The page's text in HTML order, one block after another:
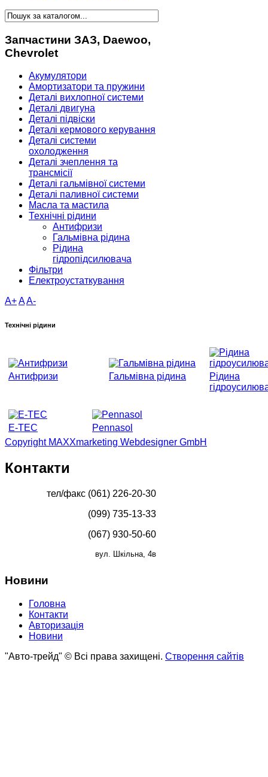
Запчастини ЗАЗ, Daewoo,
Chevrolet
Акумулятори
Амортизатори та пружини
Деталі вихлопної системи
Деталі двигуна
Деталі підвіски
Деталі кермового керування
Деталі системи
охолодження
Деталі зчеплення та
трансмісії
Деталі гальмівної системи
Деталі паливної системи
Масла та мастила
Технічні рідини
Антифризи
Гальмівна рідина
Рідина
гідропідсилювача
Фільтри
Електроустаткування
A+AA-
Технічні рідини
Антифризи Гальмівна рідина
Рідина
E-TEC
Pennasol
Copyright MAXXmarketing Webdesigner GmbH
Контакти
тел/факс (061) 226-20-30
(099) 735-13-33
(067) 930-50-60
вул. Шкільна, 4в
Новини
Головна
Контакти
Авторизація
Новини
"Авто-трейд" © Всі права захищені. Створення сайтів